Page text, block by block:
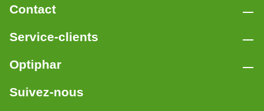
Contact
Service-clients
Optiphar
Suivez-nous